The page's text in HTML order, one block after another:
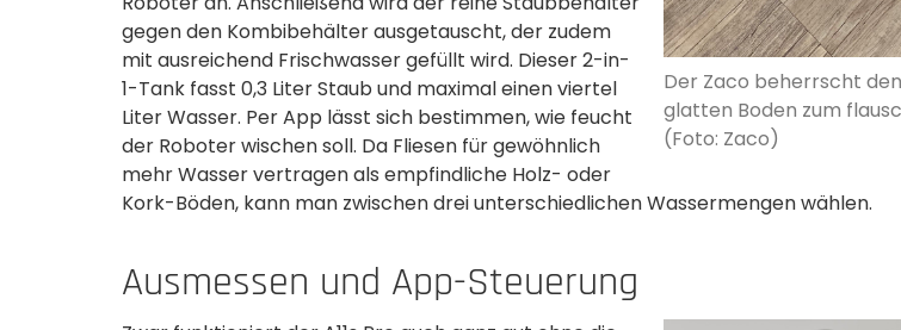
Der Zaco beherrscht
glatten Boden zum
(Foto: Zaco)
gegen den Kombibehälter ausgetauscht, der zudem
mit ausreichend Frischwasser gefüllt wird. Dieser 2-in-
1-Tank fasst 0,3 Liter Staub und maximal einen viertel
Liter Wasser. Per App lässt sich bestimmen, wie feucht
der Roboter wischen soll. Da Fliesen für gewöhnlich
mehr Wasser vertragen als empfindliche Holz- oder
Kork-Böden, kann man zwischen drei unterschiedlichen Wassermengen wählen.
Ausmessen und App-Steuerung